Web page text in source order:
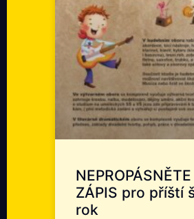
NEPROPÁSNĚTE
ZÁPIS pro příští
rok